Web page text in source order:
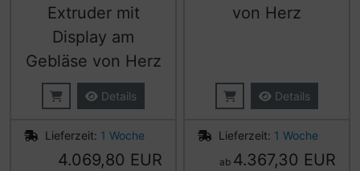
Extruder mit
Display am
Gebläse von Herz
Details
Lieferzeit: 1 Woche
4.069,80 EUR
von Herz
Details
Lieferzeit: 1 Woche
ab 4.367,30 EUR